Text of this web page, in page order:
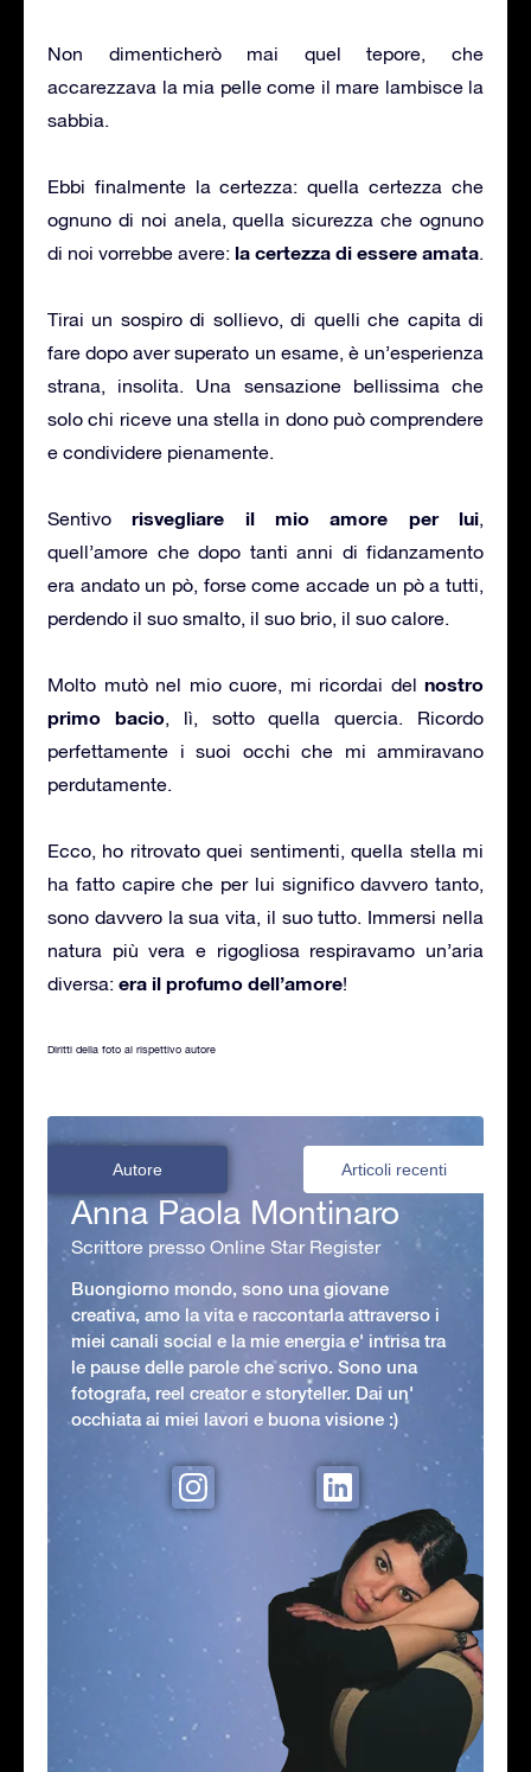
Non dimenticherò mai quel tepore, che
accarezzava la mia pelle come il mare lambisce la
sabbia.
Ebbi finalmente la certezza: quella certezza che
ognuno di noi anela, quella sicurezza che ognuno
di noi vorrebbe avere: la certezza di essere amata.
Tirai un sospiro di sollievo, di quelli che capita di
fare dopo aver superato un esame, è un’esperienza
strana, insolita. Una sensazione bellissima che
solo chi riceve una stella in dono può comprendere
e condividere pienamente.
Sentivorisvegliare il mio amore per lui,
quell’amore che dopo tanti anni di fidanzamento
era andato un pò, forse come accade un pò a tutti,
perdendo il suo smalto, il suo brio, il suo calore.
Molto mutò nel mio cuore, mi ricordai del nostro
primo bacio, lì, sotto quella quercia. Ricordo
perfettamente i suoi occhi che mi ammiravano
perdutamente.
Ecco, ho ritrovato quei sentimenti, quella stella mi
ha fatto capire che per lui significo davvero tanto,
sono davvero la sua vita, il suo tutto. Immersi nella
natura più vera e rigogliosa respiravamo un’aria
diversa: era il profumo dell’amore!
Diritti della foto al rispettivo autore
Autore Articoli recenti
Anna Paola Montinaro
Scrittore presso Online Star Register
Buongiorno mondo, sono una giovane
creativa, amo la vita e raccontarla attraverso i
miei canali social e la mie energia e' intrisa tra
le pause delle parole che scrivo. Sono una
fotografa, reel creator e storyteller. Dai un'
occhiata ai miei lavori e buona visione :)